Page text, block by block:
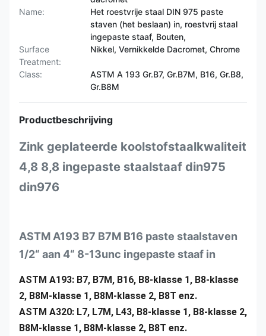
Name:
Het roestvrije staal DIN 975 paste
staven (het beslaan) in, roestvrij staal
ingepaste staaf, Bouten,
Surface
Treatment:
Nikkel, Vernikkelde Dacromet, Chrome
Class:
ASTM A 193 Gr.B7, Gr.B7M, B16, Gr.B8,
Gr.B8M
Productbeschrijving
Zink geplateerde koolstofstaalkwaliteit
4,8 8,8 ingepaste staalstaaf din975
din976
ASTM A193 B7 B7M B16 paste staalstaven
1/2“ aan 4“ 8-13unc ingepaste staaf in
ASTM A193: B7, B7M, B16, B8-klasse 1, B8-klasse
2, B8M-klasse 1, B8M-klasse 2, B8T enz.
ASTM A320: L7, L7M, L43, B8-klasse 1, B8-klasse 2,
B8M-klasse 1, B8M-klasse 2, B8T enz.